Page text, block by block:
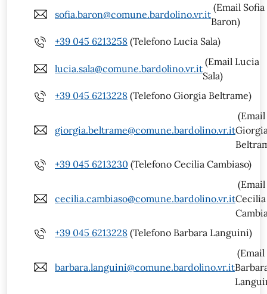
sofia.baron@comune.bardolino.vr.it
(Email Sofia
Baron)
+39 045 6213258 (Telefono Lucia Sala)
lucia.sala@comune.bardolino.vr.it
(Email Lucia
Sala)
+39 045 6213228 (Telefono Giorgia Beltrame)
giorgia.beltrame@comune.bardolino.vr.it
(Email
+39 045 6213230 (Telefono Cecilia Cambiaso)
cecilia.cambiaso@comune.bardolino.vr.it
(Email
Cecilia
+39 045 6213228 (Telefono Barbara Languini)
barbara.languini@comune.bardolino.vr.it
(Email